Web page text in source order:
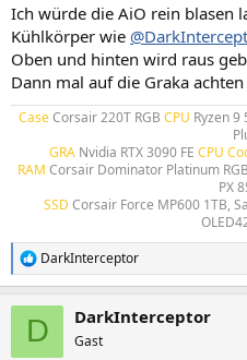
Ich würde die AiO rein blasen
Kühlkörper wie
Oben und hinten wird raus
Dann mal auf die Graka
CaseCorsair 220T RGB CPU Ryzen 9
GRANvidia RTX 3090 FE CPU
RAM Corsair Dominator Platinum
PX
SSD Corsair Force MP600 1TB,
R
e
DarkInterceptor
D DarkInterceptor
Gast